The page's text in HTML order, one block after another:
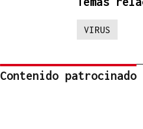
VIRUS
Contenido patrocinado